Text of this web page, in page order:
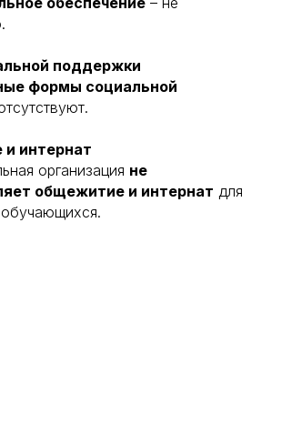
поддержки
формы социальной
интернат
организация не
общежитие и интернат для